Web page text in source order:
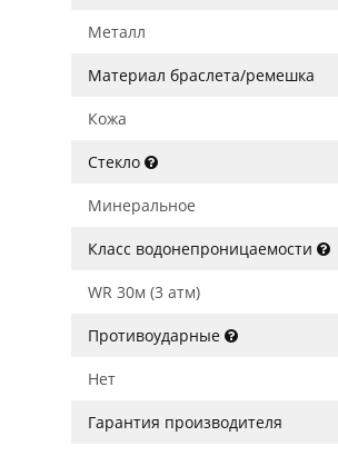
Металл
Материал браслета/ремешка
Кожа
Стекло
Минеральное
Класс водонепроницаемости
WR 30м (3 атм)
Противоударные
Нет
Гарантия производителя